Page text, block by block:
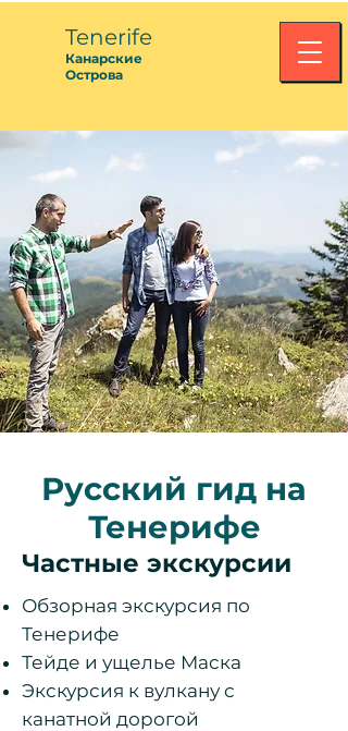
Tenerife
Канарские
Острова
Русский гид на
Тенерифе
Частные экскурсии
Обзорная экскурсия по
Тенерифе
Тейде и ущелье Маска
Экскурсия к вулкану с
канатной дорогой